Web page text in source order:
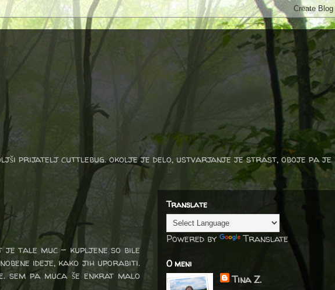
prijatelj cuttlebug. okolje je delo, ustvarjanje je strast, oboje pa je
je tale muc - kupljene so bile
ideje, kako jih uporabiti.
pa muca še enkrat malo
Translate
Powered by Translate
O meni
Tina Z.